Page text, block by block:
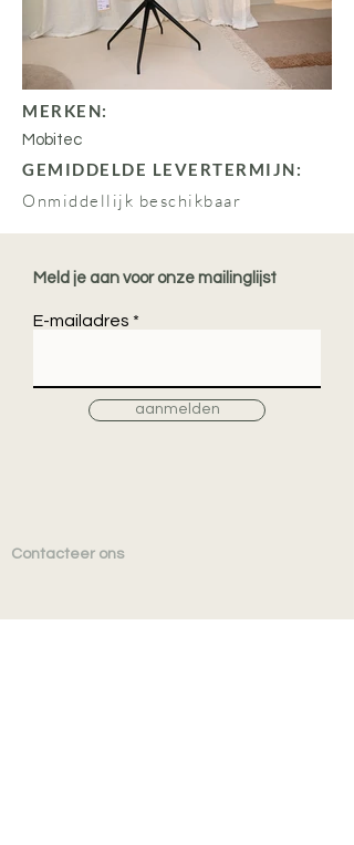
MERKEN:
Mobitec
GEMIDDELDE LEVERTERMIJN:
Onmiddellijk beschikbaar
Meld je aan voor onze mailinglijst
E-mailadres
aanmelden
Contacteer ons
TEXTIELSHOP nv